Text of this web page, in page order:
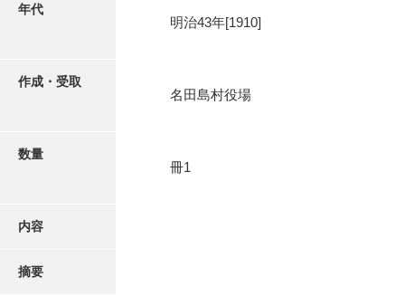
年代
明治43年[1910]
作成・受取
名田島村役場
数量
冊1
内容
摘要